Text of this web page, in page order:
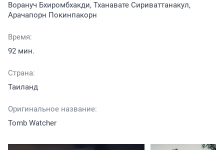
Ворануч Бхиромбхакди, Тханавате Сириваттанакул,
Арачапорн Покинпакорн
Время:
92 мин.
Страна:
Таиланд
Оригинальное название:
Tomb Watcher